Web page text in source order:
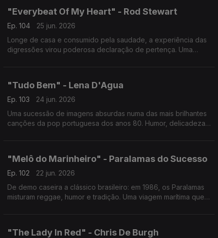
"Everybeat Of My Heart" - Rod Stewart
Ep. 104
25 jun. 2026
Longe de casa e consumido pela saudade, a experiência das
digressões virou poderosa declaração de pertença. Uma
"Tudo Bem" - Lena D'Agua
Ep. 103
24 jun. 2026
Uma sucessão de imagens absurdas numa das mais brilhantes
canções da pop portuguesa dos anos 80. Humor, delicadeza
"Melô do Marinheiro" - Paralamas do Sucesso
Ep. 102
22 jun. 2026
De demo caseira a clássico brasileiro: em 1986, os Paralamas
misturam reggae, humor e tradição. Uma viagem marítima que
"The Lady In Red" - Chris De Burgh